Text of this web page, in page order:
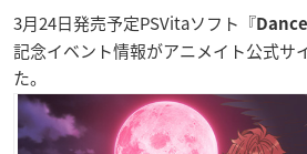
3月24日発売予定PSVitaソフト『
記念イベント情報がアニメイト公式サ
た。